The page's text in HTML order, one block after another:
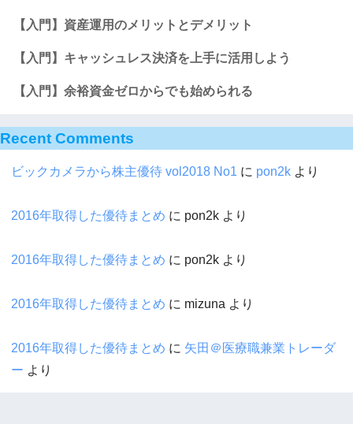
【入門】資産運用のメリットとデメリット
【入門】キャッシュレス決済を上手に活用しよう
【入門】余裕資金ゼロからでも始められる
Recent Comments
ビックカメラから株主優待 vol2018 No1 に pon2k より
2016年取得した優待まとめ に pon2k より
2016年取得した優待まとめ に pon2k より
2016年取得した優待まとめ に mizuna より
2016年取得した優待まとめ に 矢田＠医療職兼業トレーダ
ー より